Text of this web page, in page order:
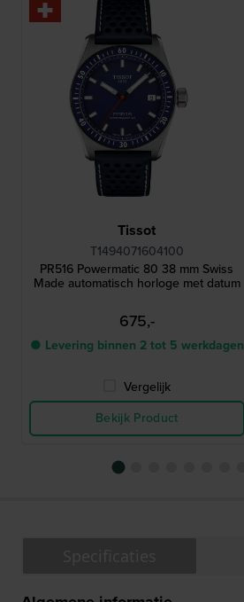
Tissot
T1494071604100
PR516 Powermatic 80 38 mm Swiss
Made automatisch horloge met datum
675,-
● Levering binnen 2 tot 5 werkdagen
Vergelijk
Bekijk Product